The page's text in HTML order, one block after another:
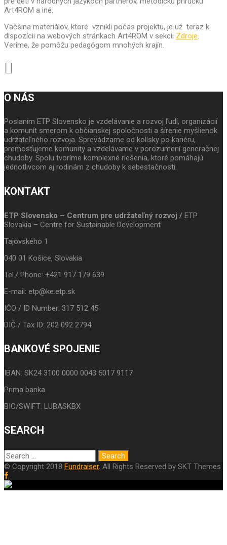
Art4ROM a iné.
Väčšina materiálov, ktoré vznikli počas projektu, je už teraz k
dispozícii na webových stránkach Art4ROM v sekcii Zdroje.
Veríme, že pomôžu pedagógom mnohých krajín.
O NÁS
Poslaním ETP Slovensko je vzdelávanie a rozvoj ľudí, organizácií
a komunít smerom k občianskej spoločnosti a šírenie myšlienok
udržateľného rozvoja. Sprevádzame od kolísky po kariéru,
premosťujeme komunity a vzdelávame v porozumení generačnej
chudoby. Spolu tvoríme komplexné riešenia, ktoré pomáhajú
jednotlivcom aj rodinám z chudoby k sebestačnosti.
KONTAKT
ETP Slovensko – Centrum pre udržateľný rozvoj / ETP
Slovakia – Centre for Sustainable Development
Tajovského 1
040 01 Košice, Slovakia
Tel./ Phone: +421 917 179 639
E-mail: etp@ke.etp.sk
IČO / ID Number: 317 512 45
DIČ / Tax ID: 202 092 2794
BANKOVÉ SPOJENIE
IBAN: SK24 3100 0000 0043 5017 9117
Prima banka
BIC/SWIFT: LUBASKBX
SEARCH
© Copyright 2018 Fundraiser. All Rights Reserved by SKT Themes